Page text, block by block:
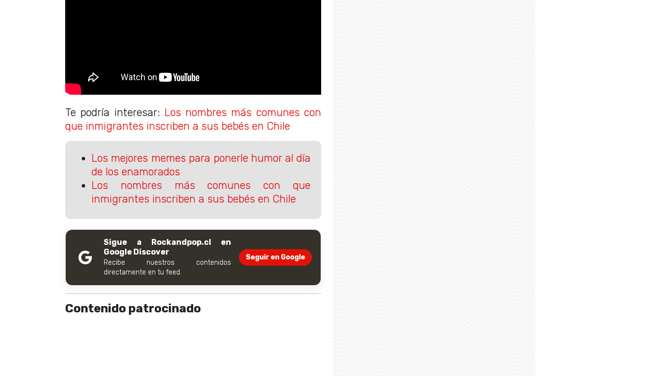
Te podría interesar: Los nombres más comunes con
que inmigrantes inscriben a sus bebés en Chile
Los mejores memes para ponerle humor al día
de los enamorados
Los nombres más comunes con que
inmigrantes inscriben a sus bebés en Chile
Sigue a Rockandpop.cl en
Google Discover
Recibe nuestros contenidos
directamente en tu feed.
Seguir en Google
Contenido patrocinado